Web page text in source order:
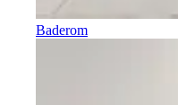
Baderom